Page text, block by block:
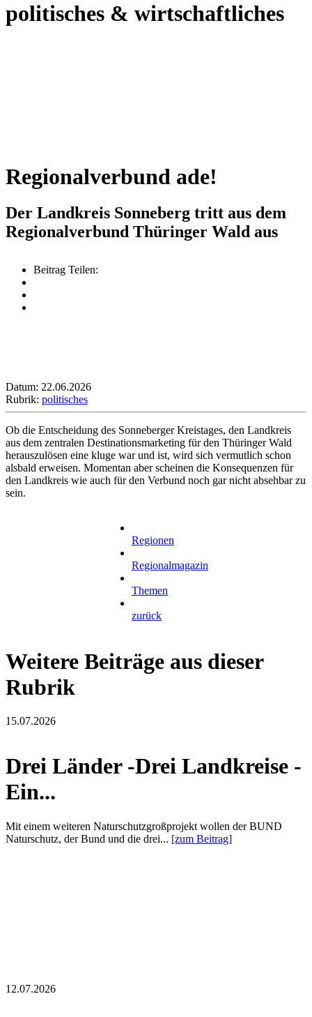
politisches & wirtschaftliches
Regionalverbund ade!
Der Landkreis Sonneberg tritt aus dem
Regionalverbund Thüringer Wald aus
Beitrag Teilen:
Datum: 22.06.2026
Rubrik: politisches
Ob die Entscheidung des Sonneberger Kreistages, den Landkreis
aus dem zentralen Destinationsmarketing für den Thüringer Wald
herauszulösen eine kluge war und ist, wird sich vermutlich schon
alsbald erweisen. Momentan aber scheinen die Konsequenzen für
den Landkreis wie auch für den Verbund noch gar nicht absehbar zu
sein.
Regionen
Regionalmagazin
Themen
zurück
Weitere Beiträge aus dieser
Rubrik
15.07.2026
Drei Länder -Drei Landkreise -
Ein...
Mit einem weiteren Naturschutzgroßprojekt wollen der BUND
Naturschutz, der Bund und die drei... [zum Beitrag]
12.07.2026